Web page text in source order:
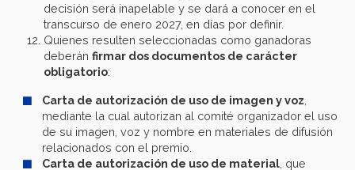
decisión será inapelable y se dará a conocer en el
transcurso de enero 2027, en días por definir.
Quienes resulten seleccionadas como ganadoras
deberán firmar dos documentos de carácter
obligatorio:
Carta de autorización de uso de imagen y voz
mediante la cual autorizan al comité organizador el uso
de su imagen, voz y nombre en materiales de difusión
relacionados con el premio.
Carta de autorización de uso de material , que